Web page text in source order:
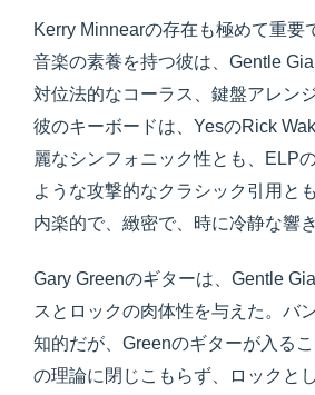
Kerry Minnearの存在も極めて重要
音楽の素養を持つ彼は、Gentle
対位法的なコーラス、鍵盤アレン
彼のキーボードは、YesのRick
麗なシンフォニック性とも、ELP
ような攻撃的なクラシック引用と
内楽的で、緻密で、時に冷静な響
Gary Greenのギターは、Gentle
スとロックの肉体性を与えた。バ
知的だが、Greenのギターが入る
の理論に閉じこもらず、ロックと